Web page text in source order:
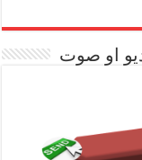
او صوت